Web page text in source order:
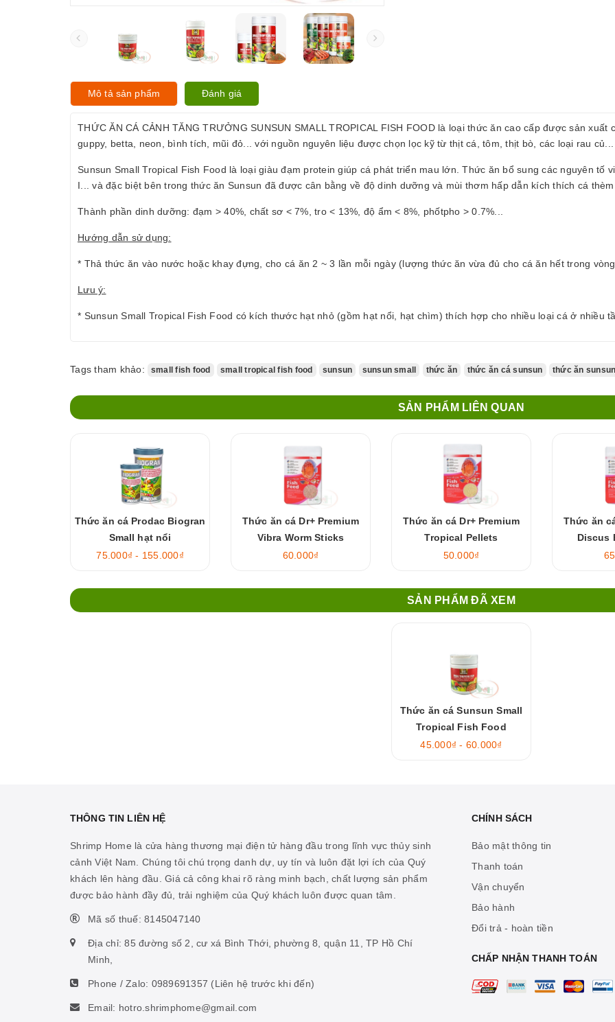
Mô tả sản phẩm Đánh giá
THỨC ĂN CÁ CẢNH TĂNG TRƯỞNG SUNSUN SMALL TROPICAL FISH FOOD là loại thức ăn cao cấp được sản
guppy, betta, neon, bình tích, mũi đỏ... với nguồn nguyên liệu được chọn lọc kỹ từ thịt cá, tôm, thịt bò, các loại rau củ...
Sunsun Small Tropical Fish Food là loại giàu đạm protein giúp cá phát triển mau lớn. Thức ăn bổ sung các nguyên tố
I... và đặc biệt bên trong thức ăn Sunsun đã được cân bằng về độ dinh dưỡng và mùi thơm hấp dẫn kích thích cá thèm
Thành phần dinh dưỡng: đạm > 40%, chất sơ < 7%, tro < 13%, độ ẩm < 8%, phốtpho > 0.7%...
Hướng dẫn sử dụng:
* Thả thức ăn vào nước hoặc khay đựng, cho cá ăn 2 ~ 3 lần mỗi ngày (lượng thức ăn vừa đủ cho cá ăn hết trong vòng
Lưu ý:
* Sunsun Small Tropical Fish Food có kích thước hạt nhỏ (gồm hạt nổi, hạt chìm) thích hợp cho nhiều loại cá ở nhiều
Tags tham khảo: small fish food small tropical fish food sunsun sunsun small thức ăn thức ăn cá sunsun thức ăn sunsun
SẢN PHẨM LIÊN QUAN
Thức ăn cá Prodac Biogran
Small hạt nổi
75.000₫ - 155.000₫
Thức ăn cá Dr+ Premium
Vibra Worm Sticks
60.000₫
Thức ăn cá Dr+ Premium
Tropical Pellets
50.000₫
Thức ăn
Discus
SẢN PHẨM ĐÃ XEM
Thức ăn cá Sunsun Small
Tropical Fish Food
45.000₫ - 60.000₫
THÔNG TIN LIÊN HỆ
Shrimp Home là cửa hàng thương mại điện tử hàng đầu trong lĩnh vực thủy sinh
cảnh Việt Nam. Chúng tôi chú trọng danh dự, uy tín và luôn đặt lợi ích của Quý
khách lên hàng đầu. Giá cả công khai rõ ràng minh bạch, chất lượng sản phẩm
được bảo hành đầy đủ, trải nghiệm của Quý khách luôn được quan tâm.
Mã số thuế: 8145047140
Địa chỉ: 85 đường số 2, cư xá Bình Thới, phường 8, quận 11, TP Hồ Chí
Minh,
Phone / Zalo: 0989691357 (Liên hệ trước khi đến)
Email: hotro.shrimphome@gmail.com
CHÍNH SÁCH
Bảo mật thông tin
Thanh toán
Vận chuyển
Bảo hành
Đổi trả - hoàn tiền
CHẤP NHẬN THANH TOÁN